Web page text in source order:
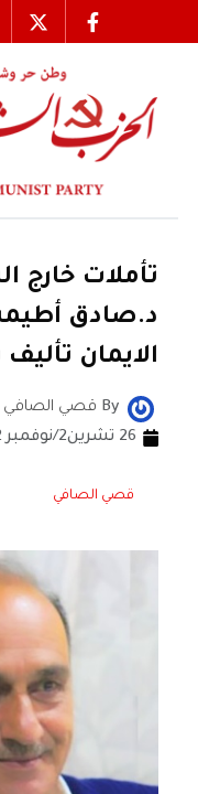
تأملات خارج
د.صادق
الايمان
By قصي الصافي
26 تشرين2/نوفمبر 2022
قصي الصافي